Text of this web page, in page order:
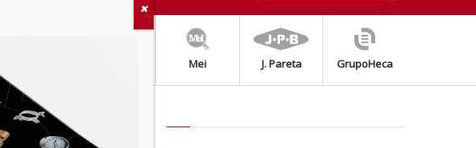
Mei J. Pareta GrupoHeca